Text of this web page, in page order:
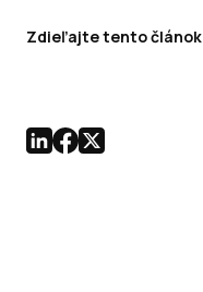
Zdieľajte tento článok